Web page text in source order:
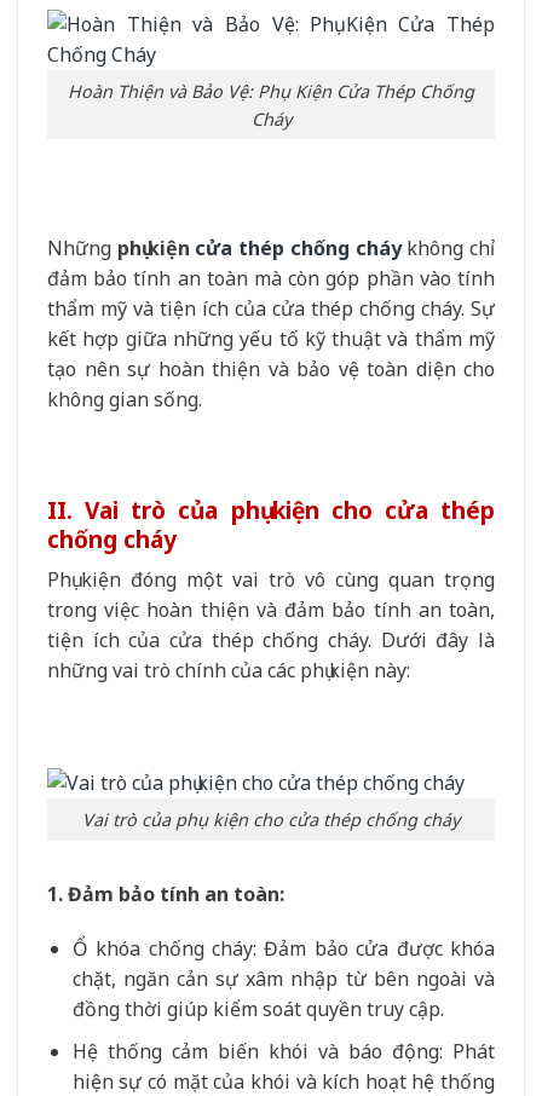
Hoàn Thiện và Bảo Vệ: Phụ Kiện Cửa Thép Chống
Cháy
Những phụ kiện cửa thép chống cháykhông chỉ
đảm bảo tính an toàn mà còn góp phần vào tính
thẩm mỹ và tiện ích của cửa thép chống cháy. Sự
kết hợp giữa những yếu tố kỹ thuật và thẩm mỹ
tạo nên sự hoàn thiện và bảo vệ toàn diện cho
không gian sống.
II. Vai trò của phụ kiện cho cửa thép
chống cháy
Phụ kiện đóng một vai trò vô cùng quan trọng
trong việc hoàn thiện và đảm bảo tính an toàn,
tiện ích của cửa thép chống cháy. Dưới đây là
những vai trò chính của các phụ kiện này:
Vai trò của phụ kiện cho cửa thép chống cháy
1. Đảm bảo tính an toàn:
Ổ khóa chống cháy: Đảm bảo cửa được khóa
chặt, ngăn cản sự xâm nhập từ bên ngoài và
đồng thời giúp kiểm soát quyền truy cập.
Hệ thống cảm biến khói và báo động: Phát
hiện sự có mặt của khói và kích hoạt hệ thống